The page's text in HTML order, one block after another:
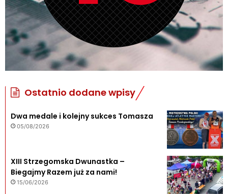
Ostatnio dodane wpisy
Dwa medale i kolejny sukces Tomasza
05/08/2026
XIII Strzegomska Dwunastka –
Biegajmy Razem już za nami!
15/06/2026